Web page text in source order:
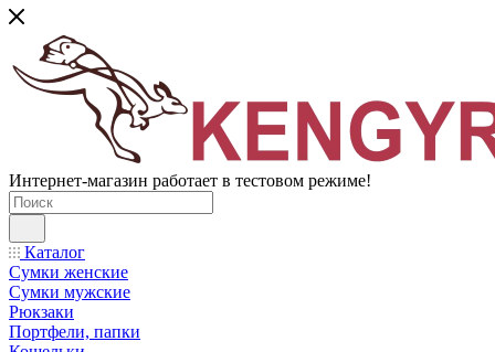
Интернет-магазин работает в тестовом режиме!
Каталог
Сумки женские
Сумки мужские
Рюкзаки
Портфели, папки